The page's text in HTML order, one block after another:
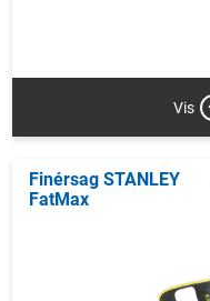
Vis
Finérsag STANLEY
FatMax